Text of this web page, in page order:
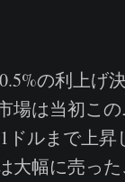
の利上げ
場は当初こ
ドルまで上
大幅に売っ